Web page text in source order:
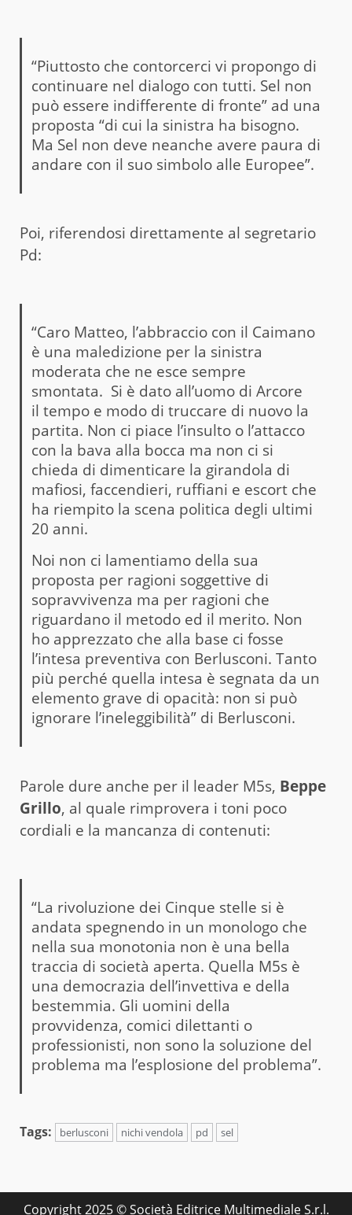
“Piuttosto che contorcerci vi propongo di
continuare nel dialogo con tutti. Sel non
può essere indifferente di fronte” ad una
proposta “di cui la sinistra ha bisogno.
Ma Sel non deve neanche avere paura di
andare con il suo simbolo alle Europee”.
Poi, riferendosi direttamente al segretario
Pd:
“Caro Matteo, l’abbraccio con il Caimano
è una maledizione per la sinistra
moderata che ne esce sempre
smontata. Si è dato all’uomo di Arcore
il tempo e modo di truccare di nuovo la
partita. Non ci piace l’insulto o l’attacco
con la bava alla bocca ma non ci si
chieda di dimenticare la girandola di
mafiosi, faccendieri, ruffiani e escort che
ha riempito la scena politica degli ultimi
20 anni.
Noi non ci lamentiamo della sua
proposta per ragioni soggettive di
sopravvivenza ma per ragioni che
riguardano il metodo ed il merito. Non
ho apprezzato che alla base ci fosse
l’intesa preventiva con Berlusconi. Tanto
più perché quella intesa è segnata da un
elemento grave di opacità: non si può
ignorare l’ineleggibilità” di Berlusconi.
Parole dure anche per il leader M5s, Beppe
Grillo, al quale rimprovera i toni poco
cordiali e la mancanza di contenuti:
“La rivoluzione dei Cinque stelle si è
andata spegnendo in un monologo che
nella sua monotonia non è una bella
traccia di società aperta. Quella M5s è
una democrazia dell’invettiva e della
bestemmia. Gli uomini della
provvidenza, comici dilettanti o
professionisti, non sono la soluzione del
problema ma l’esplosione del problema”.
Tags: berlusconi nichi vendola pd sel
Copyright 2025 © Società Editrice Multimediale S.r.l.